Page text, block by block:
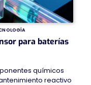
para baterías
químicos
reactivo